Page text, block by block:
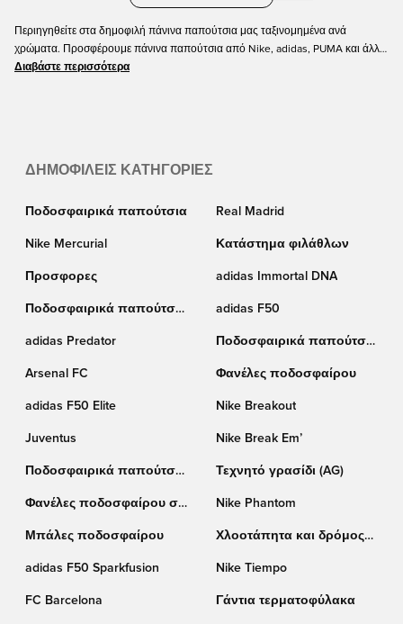
Περιηγηθείτε στα δημοφιλή πάνινα παπούτσια μας ταξινομημένα ανά
χρώματα. Προσφέρουμε πάνινα παπούτσια από Nike, adidas, PUMA και άλλα
σε διάφορα μεγέθη τόσο για παιδιά όσο και για ενήλικες. Ίσως προτιμάτε ένα
Διαβάστε περισσότερα
ΔΗΜΟΦΙΛΕΊΣ ΚΑΤΗΓΟΡΊΕΣ
Ποδοσφαιρικά παπούτσια Real Madrid
Nike Mercurial Κατάστημα φιλάθλων
Προσφορες adidas Immortal DNA
Ποδοσφαιρικά παπούτσια
adidas F50
adidas Predator
Ποδοσφαιρικά παπούτσια
Arsenal FC
Φανέλες ποδοσφαίρου
adidas F50 Elite Nike Breakout
Juventus Nike Break Em’
Ποδοσφαιρικά παπούτσια
Τεχνητό γρασίδι (AG)
Φανέλες ποδοσφαίρου σε
Nike Phantom
Μπάλες ποδοσφαίρου
Χλοοτάπητα και δρόμος
adidas F50 Sparkfusion
Nike Tiempo
FC Barcelona Γάντια τερματοφύλακα